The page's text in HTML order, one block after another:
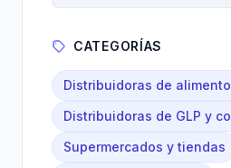
CATEGORÍAS
Distribuidoras de
Distribuidoras de GLP y
Supermercados y tiendas